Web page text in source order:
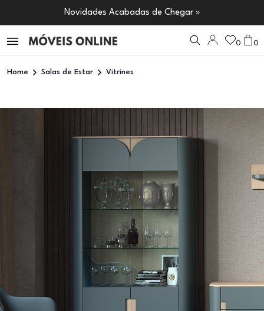
Novidades Acabadas de Chegar »
0 0
Home Salas de Estar Vitrines